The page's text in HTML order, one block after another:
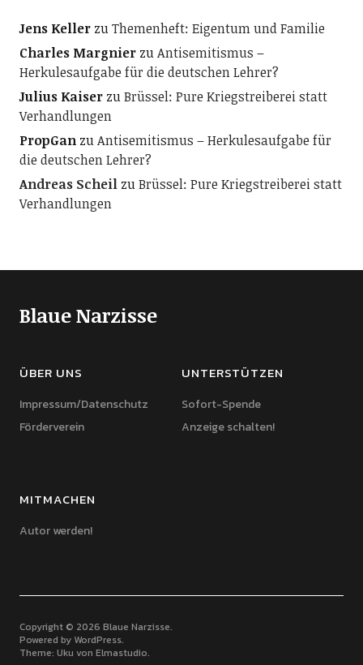
Jens KellerzuThemenheft: Eigentum und Familie
Charles MargnierzuAntisemitismus –
Herkulesaufgabe für die deutschen Lehrer?
Julius KaiserzuBrüssel: Pure Kriegstreiberei statt
Verhandlungen
PropGanzuAntisemitismus – Herkulesaufgabe für
die deutschen Lehrer?
Andreas ScheilzuBrüssel: Pure Kriegstreiberei statt
Verhandlungen
Blaue Narzisse
ÜBER UNS
Impressum/Datenschutz
Förderverein
UNTERSTÜTZEN
Sofort-Spende
Anzeige schalten!
MITMACHEN
Autor werden!
Copyright © 2026 Blaue Narzisse
Powered by WordPress
Theme: Uku von Elmastudio